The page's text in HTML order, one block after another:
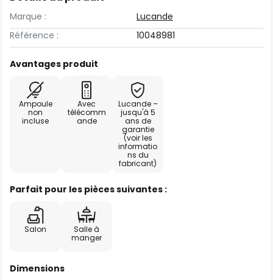
Marque :
Lucande
Référence :
10048981
Avantages produit
Ampoule
non
incluse
Avec
télécomm
ande
Lucande –
jusqu'à 5
ans de
garantie
(voir les
informatio
ns du
fabricant)
Parfait pour les pièces suivantes :
Salon
Salle à
manger
Dimensions